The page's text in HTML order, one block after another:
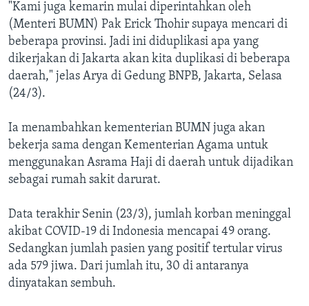
"Kami juga kemarin mulai diperintahkan oleh
(Menteri BUMN) Pak Erick Thohir supaya mencari di
beberapa provinsi. Jadi ini diduplikasi apa yang
dikerjakan di Jakarta akan kita duplikasi di beberapa
daerah," jelas Arya di Gedung BNPB, Jakarta, Selasa
(24/3).
Ia menambahkan kementerian BUMN juga akan
bekerja sama dengan Kementerian Agama untuk
menggunakan Asrama Haji di daerah untuk dijadikan
sebagai rumah sakit darurat.
Data terakhir Senin (23/3), jumlah korban meninggal
akibat COVID-19 di Indonesia mencapai 49 orang.
Sedangkan jumlah pasien yang positif tertular virus
ada 579 jiwa. Dari jumlah itu, 30 di antaranya
dinyatakan sembuh.